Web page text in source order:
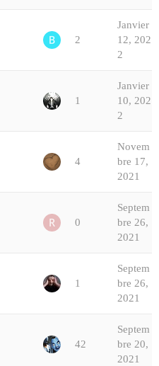
2
Janvier
12, 202
2
1
Janvier
10, 202
2
4
Novem
bre 17,
2021
0
Septem
bre 26,
2021
1
Septem
bre 26,
2021
42
Septem
bre 20,
2021